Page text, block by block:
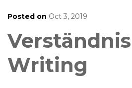
Posted on Oct 3, 2019
Writing